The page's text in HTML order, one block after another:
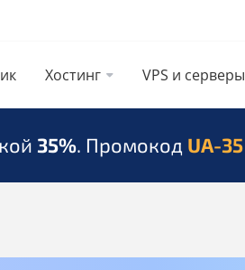
Хостинг VPS и серверы
35%. Промокод UA-35